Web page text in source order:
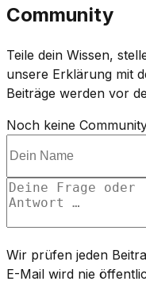
Community
Teile dein Wissen,
unsere Erklärung mit
Beiträge werden vor
Noch keine
Wir prüfen jeden
E-Mail wird nie